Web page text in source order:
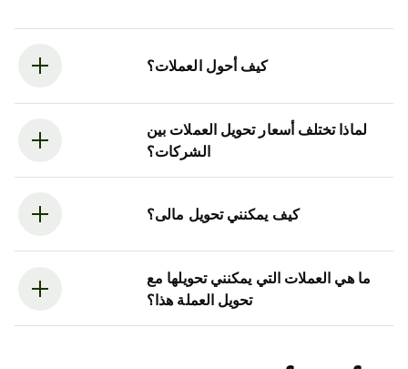
كيف أحول العملات؟
لماذا تختلف أسعار تحويل العملات بين
الشركات؟
كيف يمكنني تحويل مالى؟
ما هي العملات التي يمكنني تحويلها مع
تحويل العملة هذا؟